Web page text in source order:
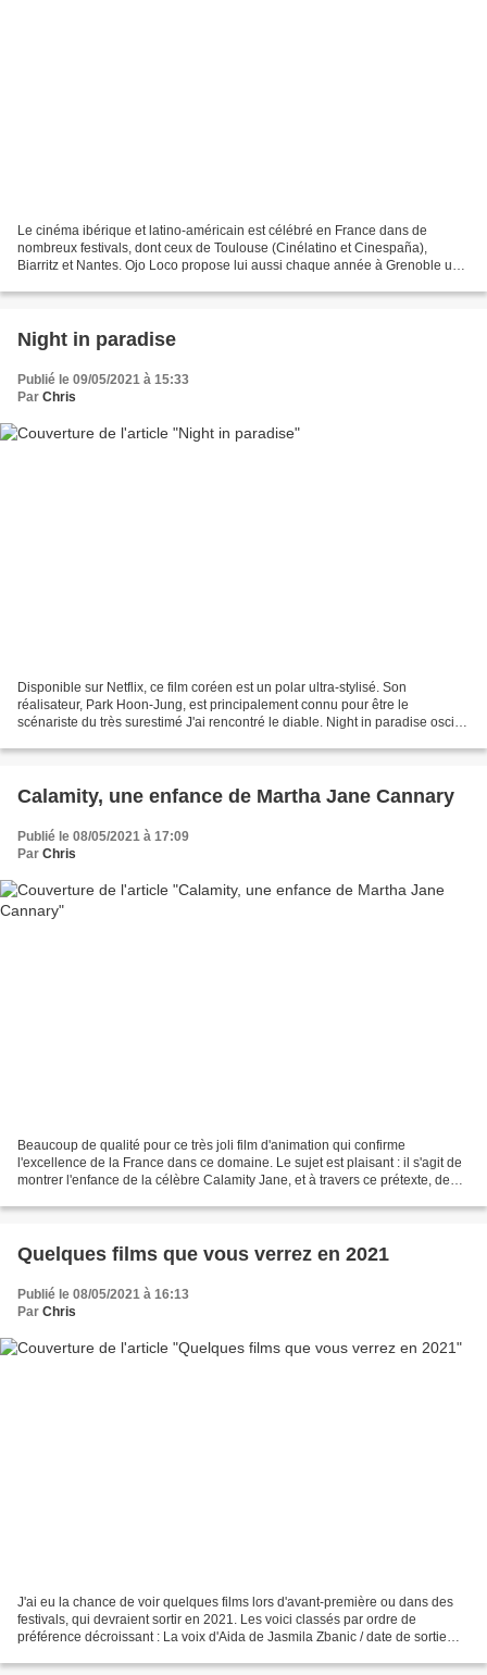
Le cinéma ibérique et latino-américain est célébré en France dans de
nombreux festivals, dont ceux de Toulouse (Cinélatino et Cinespaña),
Biarritz et Nantes. Ojo Loco propose lui aussi chaque année à Grenoble une
Night in paradise
Publié le 09/05/2021 à 15:33
Par Chris
Disponible sur Netflix, ce film coréen est un polar ultra-stylisé. Son
réalisateur, Park Hoon-Jung, est principalement connu pour être le
scénariste du très surestimé J'ai rencontré le diable. Night in paradise oscille
Calamity, une enfance de Martha Jane Cannary
Publié le 08/05/2021 à 17:09
Par Chris
Beaucoup de qualité pour ce très joli film d'animation qui confirme
l'excellence de la France dans ce domaine. Le sujet est plaisant : il s'agit de
montrer l'enfance de la célèbre Calamity Jane, et à travers ce prétexte, de
Quelques films que vous verrez en 2021
Publié le 08/05/2021 à 16:13
Par Chris
J'ai eu la chance de voir quelques films lors d'avant-première ou dans des
festivals, qui devraient sortir en 2021. Les voici classés par ordre de
préférence décroissant : La voix d'Aida de Jasmila Zbanic / date de sortie